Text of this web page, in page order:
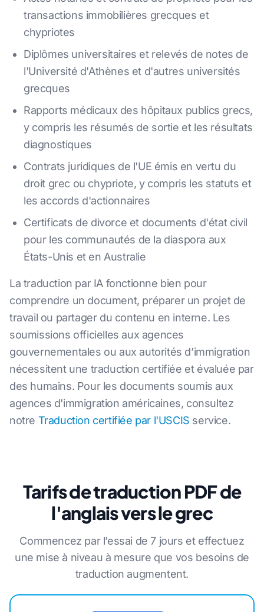
transactions immobilières grecques et
chypriotes
Diplômes universitaires et relevés de notes de
l'Université d'Athènes et d'autres universités
grecques
Rapports médicaux des hôpitaux publics grecs,
y compris les résumés de sortie et les résultats
diagnostiques
Contrats juridiques de l'UE émis en vertu du
droit grec ou chypriote, y compris les statuts et
les accords d'actionnaires
Certificats de divorce et documents d'état civil
pour les communautés de la diaspora aux
États-Unis et en Australie
La traduction par IA fonctionne bien pour
comprendre un document, préparer un projet de
travail ou partager du contenu en interne. Les
soumissions officielles aux agences
gouvernementales ou aux autorités d’immigration
nécessitent une traduction certifiée et évaluée par
des humains. Pour les documents soumis aux
agences d'immigration américaines, consultez
notre Traduction certifiée par l'USCIS service.
Tarifs de traduction PDF de
l'anglais vers le grec
Commencez par l’essai de 7 jours et effectuez
une mise à niveau à mesure que vos besoins de
traduction augmentent.